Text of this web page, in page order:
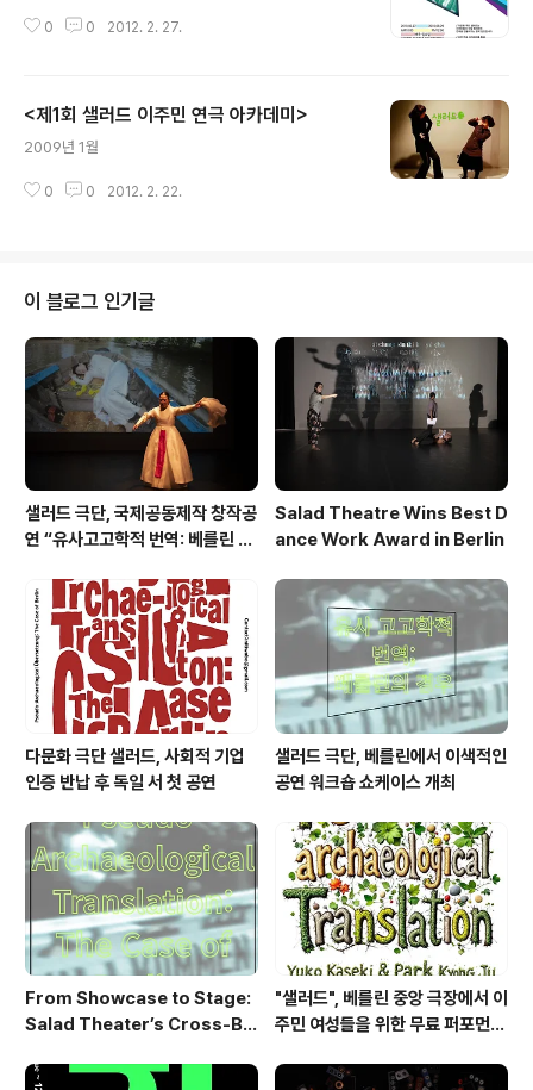
0 0 2012. 2. 27.
<제1회 샐러드 이주민 연극 아카데미>
2009년 1월
0 0 2012. 2. 22.
이 블로그 인기글
샐러드 극단, 국제공동제작 창작공
연 “유사고고학적 번역: 베를린 사
Salad Theatre Wins Best D
ance Work Award in Berlin
다문화 극단 샐러드, 사회적 기업
인증 반납 후 독일 서 첫 공연
샐러드 극단, 베를린에서 이색적인
공연 워크숍 쇼케이스 개최
From Showcase to Stage:
Salad Theater’s Cross-Bo
o Berlin 2026
"샐러드", 베를린 중앙 극장에서 이
주민 여성들을 위한 무료 퍼포먼스